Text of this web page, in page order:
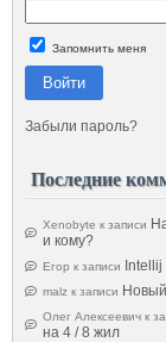
Запомнить меня
Войти
Забыли пароль?
Последние
Xenobyte к записи
и кому?
Егор к записи Intellij
malz к записи Новый
Олег Алексеевич к
на 4 / 8 жил